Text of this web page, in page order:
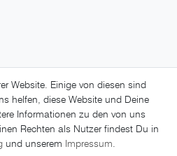
Website. Einige von diesen sind
helfen, diese Website und Deine
Informationen zu den von uns
Rechten als Nutzer findest Du in
und unserem Impressum